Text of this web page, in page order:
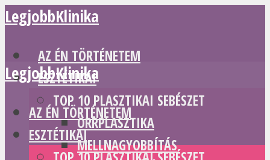
LegjobbKlinika
AZ ÉN TÖRTÉNETEM
ESZTÉTIKAI
TOP 10 PLASZTIKAI SEBÉSZET
ORRPLASZTIKA
MELLNAGYOBBÍTÁS
LegjobbKlinika
AZ ÉN TÖRTÉNETEM
ESZTÉTIKAI